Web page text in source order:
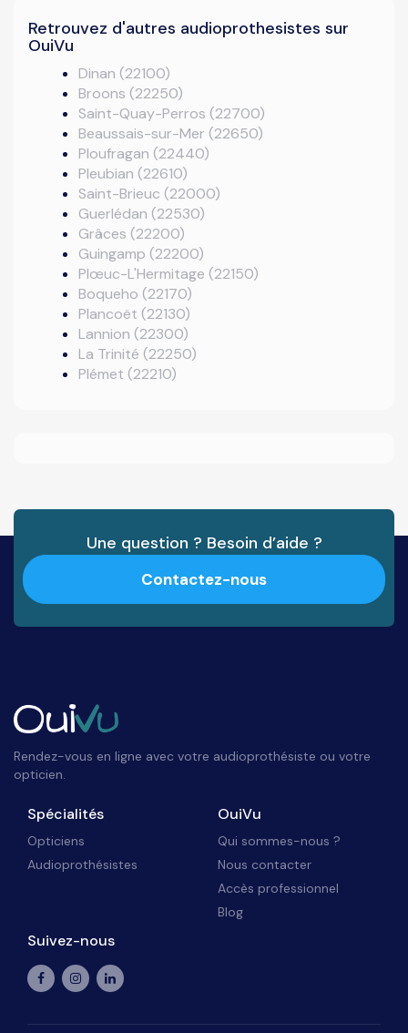
Retrouvez d'autres audioprothesistes sur
OuiVu
Dinan (22100)
Broons (22250)
Saint-Quay-Perros (22700)
Beaussais-sur-Mer (22650)
Ploufragan (22440)
Pleubian (22610)
Saint-Brieuc (22000)
Guerlédan (22530)
Grâces (22200)
Guingamp (22200)
Plœuc-L'Hermitage (22150)
Boqueho (22170)
Plancoët (22130)
Lannion (22300)
La Trinité (22250)
Plémet (22210)
Une question ? Besoin d’aide ?
Contactez-nous
Rendez-vous en ligne avec votre audioprothésiste ou votre
opticien.
Spécialités
Opticiens
Audioprothésistes
OuiVu
Qui sommes-nous ?
Nous contacter
Accès professionnel
Blog
Suivez-nous